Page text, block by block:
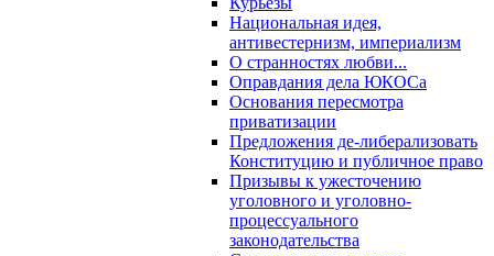
Национальная идея,
антивестернизм, империализм
О странностях любви...
Оправдания дела ЮКОСа
Основания пересмотра
приватизации
Предложения де-либерализовать
Конституцию и публичное право
Призывы к ужесточению
уголовного и уголовно-
процессуального
законодательства